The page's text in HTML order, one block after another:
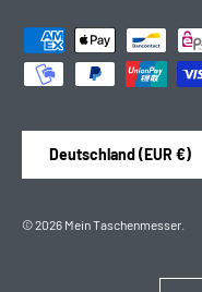
Zahlungsmethoden
Deutschland (EUR €)
© 2026 Mein Taschenmesser